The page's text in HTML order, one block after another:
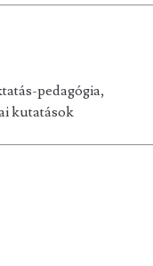
pedagógia,
kutatások